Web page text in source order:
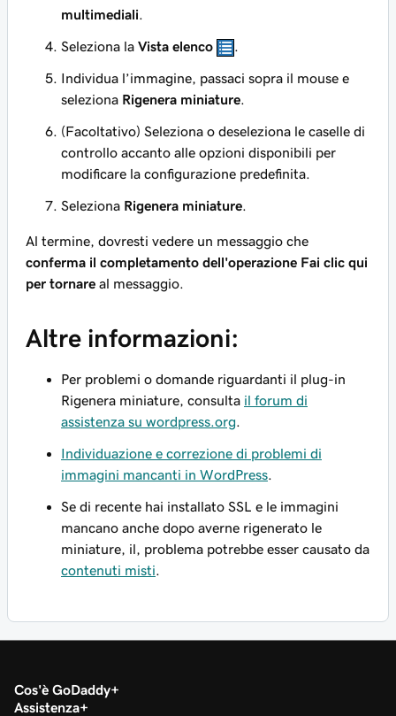
multimediali
Seleziona la Vista elenco
Individua l’immagine, passaci sopra il mouse e
seleziona Rigenera miniature
(Facoltativo) Seleziona o deseleziona le caselle di
controllo accanto alle opzioni disponibili per
modificare la configurazione predefinita.
Seleziona Rigenera miniature
Al termine, dovresti vedere un messaggio che
conferma il completamento dell'operazione Fai clic qui
per tornare al messaggio.
Altre informazioni:
Per problemi o domande riguardanti il plug-in
Rigenera miniature, consulta il forum di
assistenza su wordpress.org
Individuazione e correzione di problemi di
immagini mancanti in WordPress
Se di recente hai installato SSL e le immagini
mancano anche dopo averne rigenerato le
miniature, il, problema potrebbe esser causato da
contenuti misti
Cos'è GoDaddy
Assistenza